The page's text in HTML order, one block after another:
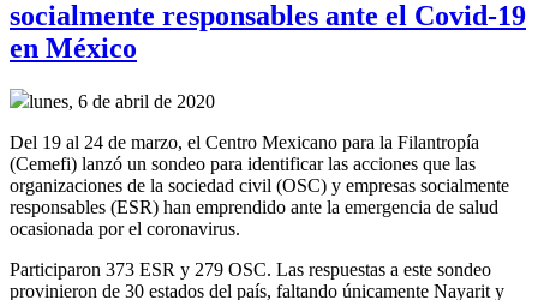
socialmente responsables ante el Covid-19
en México
lunes, 6 de abril de 2020
Del 19 al 24 de marzo, el Centro Mexicano para la Filantropía
(Cemefi) lanzó un sondeo para identificar las acciones que las
organizaciones de la sociedad civil (OSC) y empresas socialmente
responsables (ESR) han emprendido ante la emergencia de salud
ocasionada por el coronavirus.
Participaron 373 ESR y 279 OSC. Las respuestas a este sondeo
provinieron de 30 estados del país, faltando únicamente Nayarit y